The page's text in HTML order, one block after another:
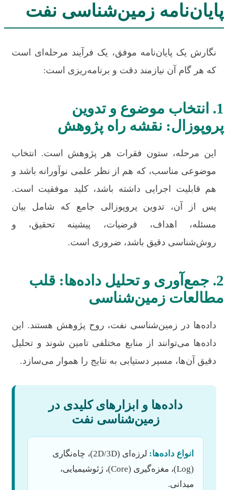
پایان‌نامه زمین‌شناسی نفت
نگارش یک پایان‌نامه موفق، یک فرآیند مرحله‌ای است
که هر گام آن نیازمند دقت و برنامه‌ریزی است:
1. انتخاب موضوع و تدوین
پروپوزال: نقشه راه پژوهش
این مرحله، ستون فقرات هر پژوهش است. انتخاب
موضوعی مناسب، که هم از نظر علمی نوآورانه باشد و
هم قابلیت اجرایی داشته باشد، کلید موفقیت است.
پس از آن، تدوین پروپوزالی جامع که شامل بیان
مسئله، اهداف، فرضیات، پیشینه تحقیق، و
روش‌شناسی دقیق باشد، ضروری است.
2. جمع‌آوری و تحلیل داده‌ها: قلب
مطالعات زمین‌شناسی
داده‌ها در زمین‌شناسی نفت، روح پژوهش هستند. این
داده‌ها می‌توانند از منابع مختلفی تامین شوند و تحلیل
دقیق آن‌ها، مسیر دستیابی به نتایج را هموار می‌سازد.
داده‌ها و ابزارهای کلیدی در
زمین‌شناسی نفت
انواع داده‌ها:
لرزه‌ای (2D/3D)، چاه‌نگاری
(Log)، مغزه‌گیری (Core)، ژئوشیمیایی،
میدانی.